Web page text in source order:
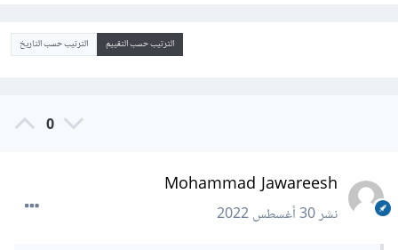
الترتيب حسب التقييم الترتيب حسب التاريخ
0
Mohammad Jawareesh
نشر30 أغسطس 2022